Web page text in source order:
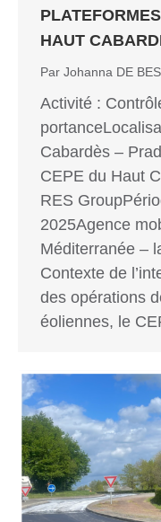
HAUT
Par Johanna DE
Activité :
Cabardès –
CEPE du Haut
RES
2025Agence
Méditerranée –
Contexte de
des opérations
éoliennes, le